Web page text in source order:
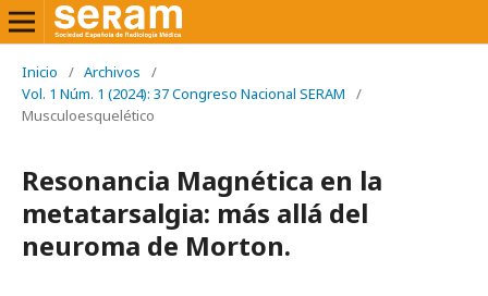
Inicio / Archivos
/
Vol. 1 Núm. 1 (2024): 37 Congreso Nacional SERAM
/
Musculoesquelético
Resonancia Magnética en la
metatarsalgia: más allá del
neuroma de Morton.